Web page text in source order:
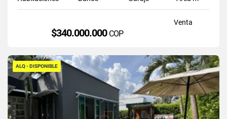
Venta
$340.000.000 COP
ALQ - DISPONIBLE